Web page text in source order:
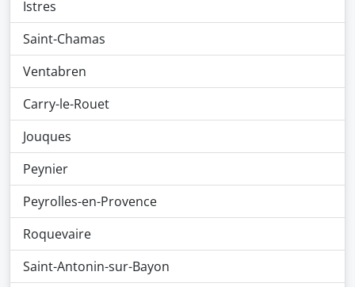
Istres
Saint-Chamas
Ventabren
Carry-le-Rouet
Jouques
Peynier
Peyrolles-en-Provence
Roquevaire
Saint-Antonin-sur-Bayon